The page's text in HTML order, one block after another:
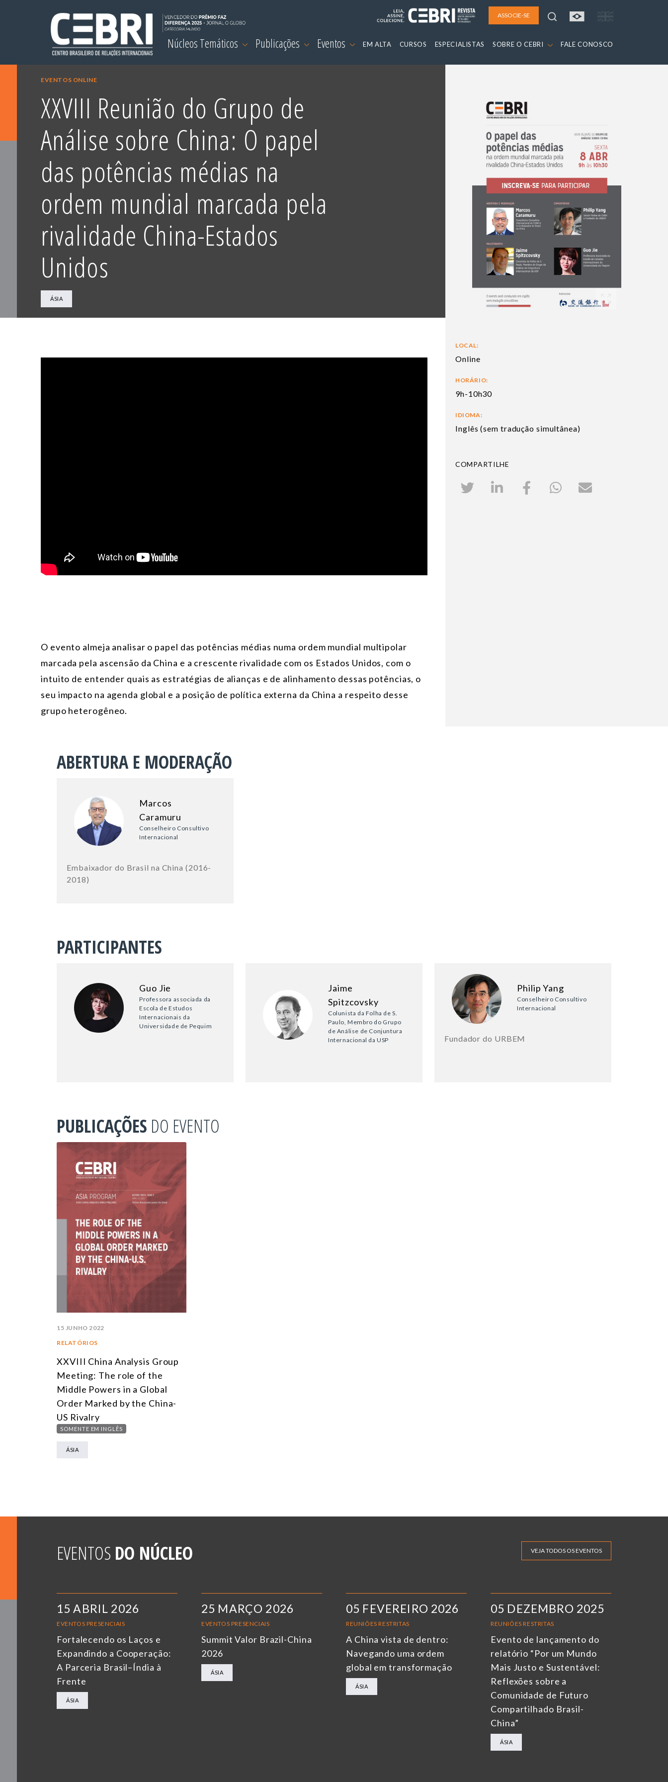
ASSOCIE-SE
Núcleos Temáticos Publicações Eventos EM ALTA CURSOS ESPECIALISTAS SOBRE O CEBRI FALE CONOSCO
EVENTOS ONLINE
XXVIII Reunião do Grupo de
Análise sobre China: O papel
das potências médias na
ordem mundial marcada pela
rivalidade China-Estados
Unidos
ÁSIA
O evento almeja analisar o papel das potências médias numa ordem mundial multipolar
marcada pela ascensão da China e a crescente rivalidade com os Estados Unidos, com o
intuito de entender quais as estratégias de alianças e de alinhamento dessas potências, o
seu impacto na agenda global e a posição de política externa da China a respeito desse
grupo heterogêneo.
LOCAL:
Online
HORÁRIO:
9h-10h30
IDIOMA:
Inglês (sem tradução simultânea)
COMPARTILHE
ABERTURA E MODERAÇÃO
Marcos
Caramuru
Conselheiro Consultivo
Internacional
Embaixador do Brasil na China (2016-
2018)
PARTICIPANTES
Guo Jie
Professora associada da
Escola de Estudos
Internacionais da
Universidade de Pequim
Jaime
Spitzcovsky
Colunista da Folha de S.
Paulo, Membro do Grupo
de Análise de Conjuntura
Internacional da USP
Philip Yang
Conselheiro Consultivo
Internacional
Fundador do URBEM
PUBLICAÇÕES DO EVENTO
15 JUNHO 2022
RELATÓRIOS
XXVIII China Analysis Group
Meeting: The role of the
Middle Powers in a Global
Order Marked by the China-
US Rivalry
SOMENTE EM INGLÊS
ÁSIA
EVENTOS DO NÚCLEO VEJA TODOS OS EVENTOS
15 ABRIL 2026
EVENTOS PRESENCIAIS
Fortalecendo os Laços e
Expandindo a Cooperação:
A Parceria Brasil–Índia à
Frente
ÁSIA
25 MARÇO 2026
EVENTOS PRESENCIAIS
Summit Valor Brazil-China
2026
ÁSIA
05 FEVEREIRO 2026
REUNIÕES RESTRITAS
A China vista de dentro:
Navegando uma ordem
global em transformação
ÁSIA
05 DEZEMBRO 2025
REUNIÕES RESTRITAS
Evento de lançamento do
relatório “Por um Mundo
Mais Justo e Sustentável:
Reflexões sobre a
Comunidade de Futuro
Compartilhado Brasil-
China”
ÁSIA